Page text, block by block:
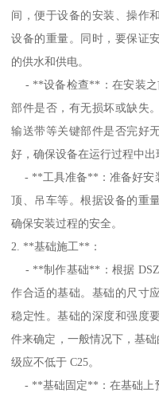
间，便于设备的安装、操作
设备的重量。同时，要保证
的供水和供电。
- **设备检查**：在安装之
部件是否，有无损坏或缺失
输送带等关键部件是否完好
好，确保设备在运行过程中出
- **工具准备**：准备好安
顶、吊车等。根据设备的重
确保安装过程的安全。
2. **基础施工**：
- **制作基础**：根据 DSZ
作合适的基础。基础的尺寸
稳定性。基础的深度和强度
件来确定，一般情况下，基
级应不低于 C25。
- **基础固定**：在基础上